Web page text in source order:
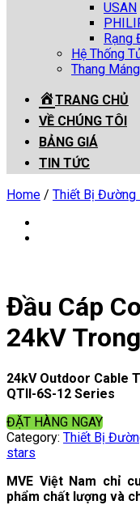
USAN
Rạng
Hệ Thống
Thang
TRANG CHỦ
VỀ CHÚNG TÔI
BẢNG GIÁ
TIN TỨC
Home / Thiết Bị Đường
Đầu Cáp
24kV
24kV Outdoor Cable
QTII-6S-12 Series
ĐẶT HÀNG NGAY
Category: Thiết Bị
stars
MVE Việt Nam chỉ
phẩm chất lượng và